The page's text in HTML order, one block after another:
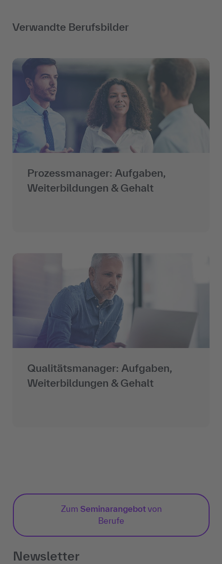
Verwandte Berufsbilder
Prozessmanager: Aufgaben,
Weiterbildungen & Gehalt
Qualitätsmanager: Aufgaben,
Weiterbildungen & Gehalt
Zum Seminarangebotvon
Berufe
Newsletter